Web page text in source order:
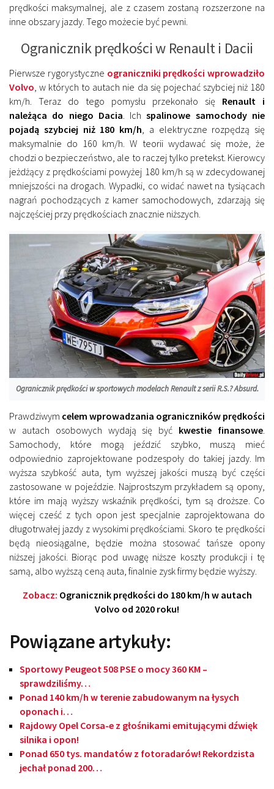
prędkości maksymalnej, ale z czasem zostaną rozszerzone na
inne obszary jazdy. Tego możecie być pewni.
Ogranicznik prędkości w Renault i Dacii
Pierwsze rygorystyczne ograniczniki prędkości wprowadziło
Volvo , w których to autach nie da się pojechać szybciej niż 180
km/h. Teraz do tego pomysłu przekonało się Renault i
należąca do niego Dacia . Ichspalinowe samochody nie
pojadą szybciej niż 180 km/h , a elektryczne rozpędzą się
maksymalnie do 160 km/h. W teorii wydawać się może, że
chodzi o bezpieczeństwo, ale to raczej tylko pretekst. Kierowcy
jeżdżący z prędkościami powyżej 180 km/h są w zdecydowanej
mniejszości na drogach. Wypadki, co widać nawet na tysiącach
nagrań pochodzących z kamer samochodowych, zdarzają się
najczęściej przy prędkościach znacznie niższych.
Ogranicznik prędkości w sportowych modelach Renault z serii R.S.? Absurd.
Prawdziwym celem wprowadzania ograniczników prędkości
w autach osobowych wydają się być kwestie finansowe.
Samochody, które mogą jeździć szybko, muszą mieć
odpowiednio zaprojektowane podzespoły do takiej jazdy. Im
wyższa szybkość auta, tym wyższej jakości muszą być części
zastosowane w pojeździe. Najprostszym przykładem są opony,
które im mają wyższy wskaźnik prędkości, tym są droższe. Co
więcej cześć z tych opon jest specjalnie zaprojektowana do
długotrwałej jazdy z wysokimi prędkościami. Skoro te prędkości
będą nieosiągalne, będzie można stosować tańsze opony
niższej jakości. Biorąc pod uwagę niższe koszty produkcji i tę
samą, albo wyższą ceną auta, finalnie zysk firmy będzie wyższy.
Zobacz: Ogranicznik prędkości do 180 km/h w autach
Volvo od 2020 roku!
Powiązane artykuły:
Sportowy Peugeot 508 PSE o mocy 360 KM –
sprawdziliśmy…
Ponad 140 km/h w terenie zabudowanym na łysych
oponach i…
Rajdowy Opel Corsa-e z głośnikami emitującymi dźwięk
silnika i opon!
Ponad 650 tys. mandatów z fotoradarów! Rekordzista
jechał ponad 200…